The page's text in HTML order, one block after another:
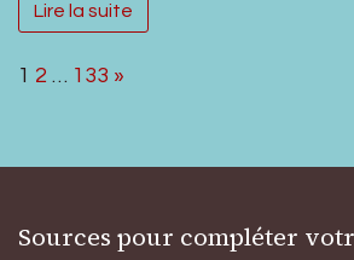
Lire la suite
Page:
1 2 … 133 Next
»
Sources pour compléter